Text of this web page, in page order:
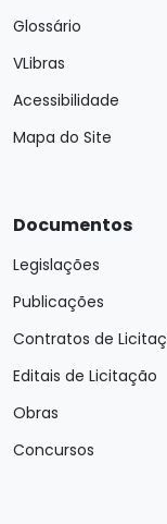
Glossário
VLibras
Acessibilidade
Mapa do Site
Documentos
Legislações
Publicações
Contratos de
Editais de Licitação
Obras
Concursos